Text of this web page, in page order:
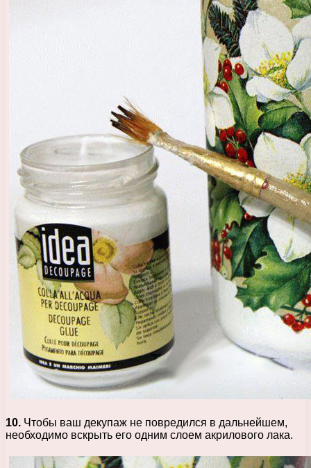
10. Чтобы ваш декупаж не повредился в дальнейшем,
необходимо вскрыть его одним слоем акрилового лака.